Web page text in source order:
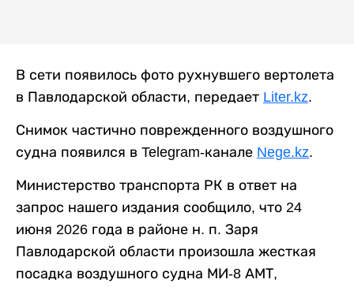
В сети появилось фото рухнувшего вертолета
в Павлодарской области, передает Liter.kz.
Снимок частично поврежденного воздушного
судна появился в Telegram-канале Nege.kz.
Министерство транспорта РК в ответ на
запрос нашего издания сообщило, что 24
июня 2026 года в районе н. п. Заря
Павлодарской области произошла жесткая
посадка воздушного судна МИ-8 АМТ,